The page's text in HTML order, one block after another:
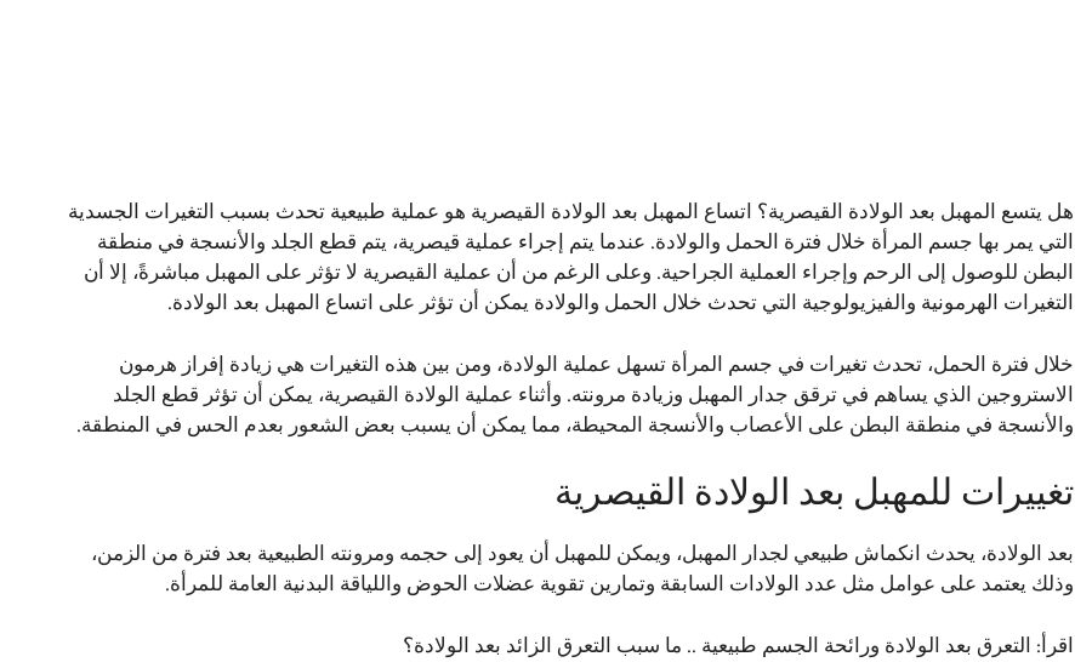
هل يتسع المهبل بعد الولادة القيصرية؟ اتساع المهبل بعد الولادة القيصرية هو عملية طبيعية تحدث بسبب التغيرات الجسدية
التي يمر بها جسم المرأة خلال فترة الحمل والولادة. عندما يتم إجراء عملية قيصرية، يتم قطع الجلد والأنسجة في منطقة
البطن للوصول إلى الرحم وإجراء العملية الجراحية. وعلى الرغم من أن عملية القيصرية لا تؤثر على المهبل مباشرةً، إلا أن
التغيرات الهرمونية والفيزيولوجية التي تحدث خلال الحمل والولادة يمكن أن تؤثر على اتساع المهبل بعد الولادة.
خلال فترة الحمل، تحدث تغيرات في جسم المرأة تسهل عملية الولادة، ومن بين هذه التغيرات هي زيادة إفراز هرمون
الاستروجين الذي يساهم في ترقق جدار المهبل وزيادة مرونته. وأثناء عملية الولادة القيصرية، يمكن أن تؤثر قطع الجلد
والأنسجة في منطقة البطن على الأعصاب والأنسجة المحيطة، مما يمكن أن يسبب بعض الشعور بعدم الحس في المنطقة.
تغييرات للمهبل بعد الولادة القيصرية
بعد الولادة، يحدث انكماش طبيعي لجدار المهبل، ويمكن للمهبل أن يعود إلى حجمه ومرونته الطبيعية بعد فترة من الزمن،
وذلك يعتمد على عوامل مثل عدد الولادات السابقة وتمارين تقوية عضلات الحوض واللياقة البدنية العامة للمرأة.
اقرأ: التعرق بعد الولادة ورائحة الجسم طبيعية .. ما سبب التعرق الزائد بعد الولادة؟